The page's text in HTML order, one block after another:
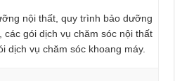
nội thất, quy trình bảo dưỡng
các gói dịch vụ chăm sóc nội thất
dịch vụ chăm sóc khoang máy.